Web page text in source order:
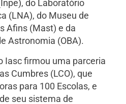
do Laboratório
(LNA), do Museu de
Afins (Mast) e da
Astronomia (OBA).
Iasc firmou uma parceria
Cumbres (LCO), que
para 100 Escolas, e
seu sistema de